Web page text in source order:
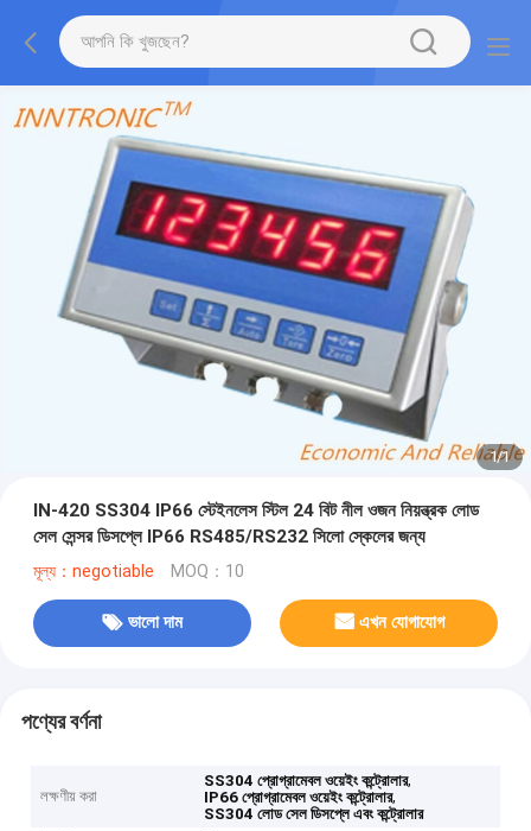
1/1
IN-420 SS304 IP66 স্টেইনলেস স্টিল 24 বিট নীল ওজন নিয়ন্ত্রক লোড
সেল সেন্সর ডিসপ্লে IP66 RS485/RS232 সিলো স্কেলের জন্য
মূল্য：negotiable MOQ：10
ভালো দাম এখন যোগাযোগ
পণ্যের বর্ণনা
লক্ষণীয় করা
SS304 প্রোগ্রামেবল ওয়েইং কন্ট্রোলার,
IP66 প্রোগ্রামেবল ওয়েইং কন্ট্রোলার,
SS304 লোড সেল ডিসপ্লে এবং কন্ট্রোলার